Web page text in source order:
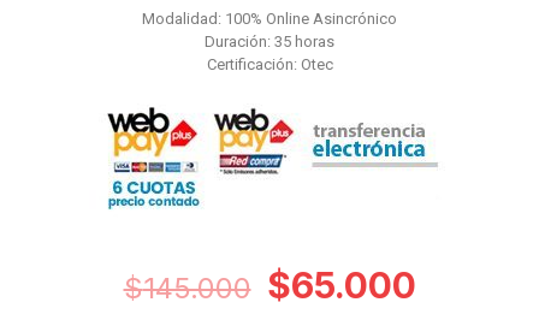
Modalidad: 100% Online Asincrónico
Duración: 35 horas
Certificación: Otec
$145.000 Original
$65.000